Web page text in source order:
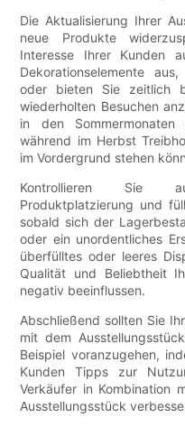
Die Aktualisierung Ihrer
neue Produkte
Interesse Ihrer Kunden
Dekorationselemente
oder bieten Sie zeitlich
wiederholten Besuchen
in den
während im Herbst
im Vordergrund stehen
Kontrollieren Sie
Produktplatzierung und
sobald sich der
oder ein unordentliches
überfülltes oder leeres
Qualität und Beliebtheit
negativ beeinflussen.
Abschließend sollten Sie
mit dem
Beispiel voranzugehen,
Kunden Tipps zur
Verkäufer in Kombination
Ausstellungsstück